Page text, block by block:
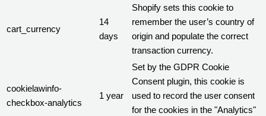
cart_currency
14
days
Shopify sets this cookie to
remember the user’s country of
origin and populate the correct
transaction currency.
cookielawinfo-
checkbox-analytics
1 year
Set by the GDPR Cookie
Consent plugin, this cookie is
used to record the user consent
for the cookies in the "Analytics"